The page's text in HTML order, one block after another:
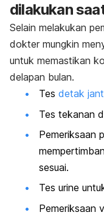
dilakukan
Selain melakukan
dokter mungkin
untuk memastikan
delapan bulan.
Tes detak
Tes tekanan
Pemeriksaan
sesuai.
Tes urine
Pemeriksaan